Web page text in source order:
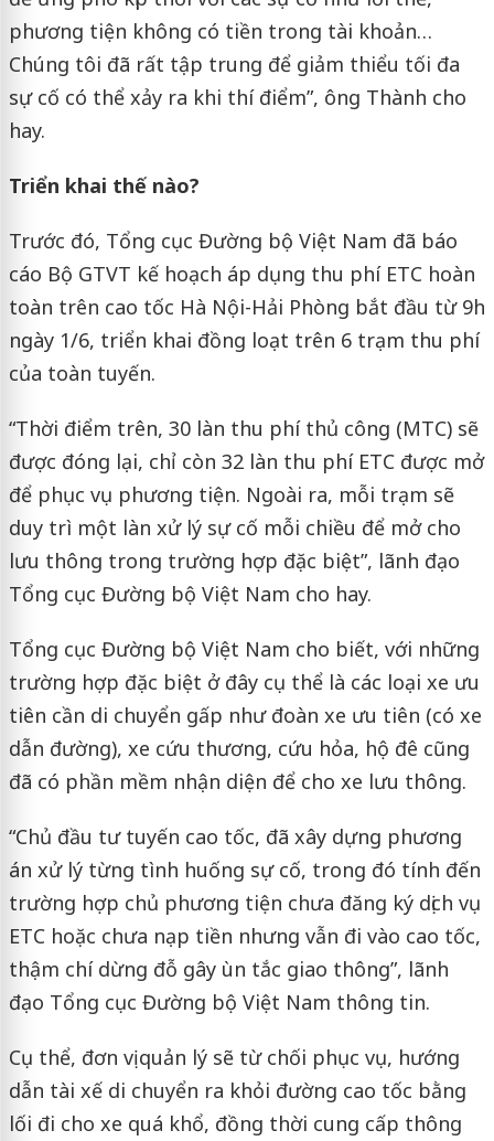
phương tiện không có tiền trong tài khoản…
Chúng tôi đã rất tập trung để giảm thiểu tối đa
sự cố có thể xảy ra khi thí điểm”, ông Thành cho
hay.
Triển khai thế nào?
Trước đó, Tổng cục Đường bộ Việt Nam đã báo
cáo Bộ GTVT kế hoạch áp dụng thu phí ETC hoàn
toàn trên cao tốc Hà Nội-Hải Phòng bắt đầu từ 9h
ngày 1/6, triển khai đồng loạt trên 6 trạm thu phí
của toàn tuyến.
“Thời điểm trên, 30 làn thu phí thủ công (MTC) sẽ
được đóng lại, chỉ còn 32 làn thu phí ETC được mở
để phục vụ phương tiện. Ngoài ra, mỗi trạm sẽ
duy trì một làn xử lý sự cố mỗi chiều để mở cho
lưu thông trong trường hợp đặc biệt”, lãnh đạo
Tổng cục Đường bộ Việt Nam cho hay.
Tổng cục Đường bộ Việt Nam cho biết, với những
trường hợp đặc biệt ở đây cụ thể là các loại xe ưu
tiên cần di chuyển gấp như đoàn xe ưu tiên (có xe
dẫn đường), xe cứu thương, cứu hỏa, hộ đê cũng
đã có phần mềm nhận diện để cho xe lưu thông.
“Chủ đầu tư tuyến cao tốc, đã xây dựng phương
án xử lý từng tình huống sự cố, trong đó tính đến
trường hợp chủ phương tiện chưa đăng ký dịch vụ
ETC hoặc chưa nạp tiền nhưng vẫn đi vào cao tốc,
thậm chí dừng đỗ gây ùn tắc giao thông”, lãnh
đạo Tổng cục Đường bộ Việt Nam thông tin.
Cụ thể, đơn vị quản lý sẽ từ chối phục vụ, hướng
dẫn tài xế di chuyển ra khỏi đường cao tốc bằng
lối đi cho xe quá khổ, đồng thời cung cấp thông